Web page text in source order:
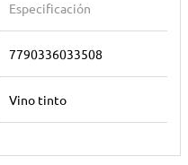
Especificación
7790336033508
Vino tinto